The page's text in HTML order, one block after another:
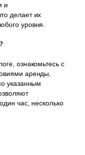
и
делает их
уровня.
ознакомьтесь с
аренды,
указанным
час, несколько